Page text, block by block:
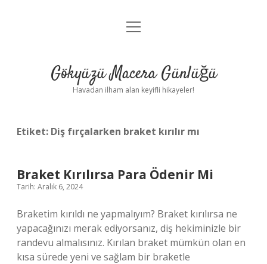
Anasayfa
Yasal Uyarı
menüyü
Gökyüzü Macera Günlüğü
Havadan ilham alan keyifli hikayeler!
Etiket: Diş fırçalarken braket kırılır mı
Braket Kırılırsa Para Ödenir Mi
Tarih: Aralık 6, 2024
Braketim kırıldı ne yapmalıyım? Braket kırılırsa ne
yapacağınızı merak ediyorsanız, diş hekiminizle bir
randevu almalısınız. Kırılan braket mümkün olan en
kısa sürede yeni ve sağlam bir braketle